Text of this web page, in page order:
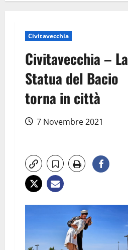
Civitavecchia
Civitavecchia – La
Statua del Bacio
torna in città
7 Novembre 2021